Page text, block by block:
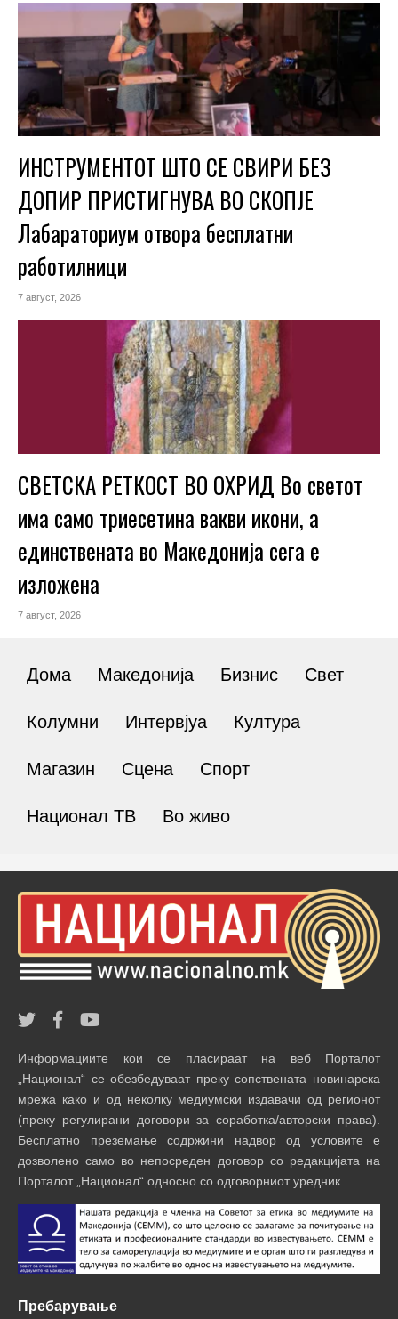
ИНСТРУМЕНТОТ ШТО СЕ СВИРИ БЕЗ
ДОПИР ПРИСТИГНУВА ВО СКОПЈЕ
Лабараториум отвора бесплатни
работилници
7 август, 2026
СВЕТСКА РЕТКОСТ ВО ОХРИД Во светот
има само триесетина вакви икони, а
единствената во Македонија сега е
изложена
7 август, 2026
Дома Македонија Бизнис Свет
Колумни Интервјуа Култура
Магазин Сцена Спорт
Национал ТВ Во живо
Информациите кои се пласираат на веб Порталот
„Национал“ се обезбедуваат преку сопствената новинарска
мрежа како и од неколку медиумски издавачи од регионот
(преку регулирани договори за соработка/авторски права).
Бесплатно преземање содржини надвор од условите е
дозволено само во непосреден договор со редакцијата на
Порталот „Национал“ односно со одговорниот уредник.
Пребарување